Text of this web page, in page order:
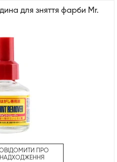
для зняття фарби Mr.
ПРО
НАДХОДЖЕННЯ